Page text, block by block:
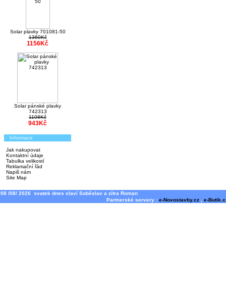
Solar plavky 701081-50
1360Kč
1156Kč
Solar pánské plavky
742313
1108Kč
943Kč
Informace
Jak nakupovat
Kontaktní údaje
Tabulka velikostí
Reklamační řád
Napiš nám
Site Map
08 /08/ 2026 svatek dnes slaví Soběslav a zítra Roman
Partnerské servery : e-Novostavby.cz e-